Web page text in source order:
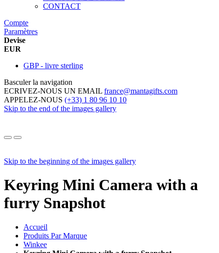
CONTACT
Compte
Paramètres
Devise
EUR
GBP - livre sterling
Basculer la navigation
ECRIVEZ-NOUS UN EMAIL france@mantagifts.com
APPELEZ-NOUS (+33) 1 80 96 10 10
Skip to the end of the images gallery
Skip to the beginning of the images gallery
Keyring Mini Camera with a
furry Snapshot
Accueil
Produits Par Marque
Winkee